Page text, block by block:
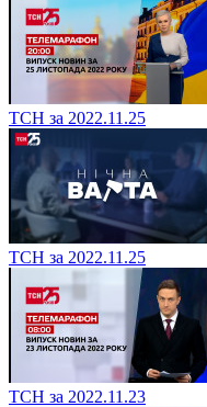
ТСН за 2022.11.25
ТСН за 2022.11.25
ТСН за 2022.11.23